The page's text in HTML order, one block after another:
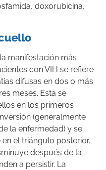
doxorubicina,
manifestación más
con VIH se refiere
difusas en dos o más
meses. Esta se
en los primeros
(generalmente
la enfermedad) y se
el triángulo posterior.
después de la
a persistir. La